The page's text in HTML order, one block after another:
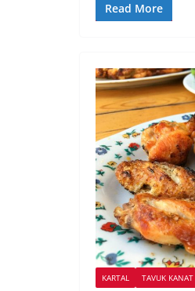
Read More
KARTAL TAVUK KANAT